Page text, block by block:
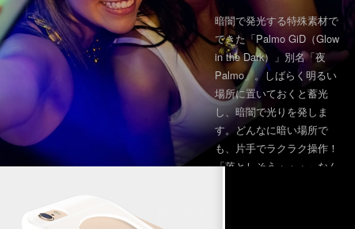
暗闇で発光する特殊素材で
できた「Palmo GiD（Glow
in the Dark）」別名「夜
Palmo」。しばらく明るい
場所に置いておくと蓄光
し、暗闇で光りを発しま
す。どんなに暗い場所で
も、片手でラクラク操作！
「落としそう・・・」なん